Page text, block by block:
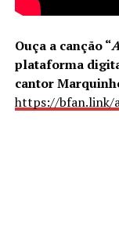
Ouça a canção“
plataforma
cantor
https://bfan.link/